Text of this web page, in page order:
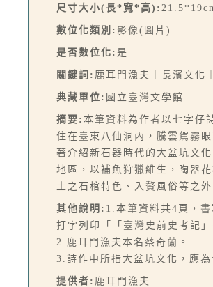
尺寸大小(長*寬*高):
數位化類別: 影像(圖片)
是否數位化: 是
關鍵詞: 鹿耳門漁夫｜長濱文化
典藏單位: 國立臺灣文學館
摘要: 本筆資料為作者以七字仔
住在臺東八仙洞內，騰雲駕霧
著介紹新石器時代的大盆坑文
地區，以補魚狩獵維生，陶器
土之石棺特色、入贅風俗等之
其他說明: 1.本筆資料共4頁，
打字列印「「臺灣史前史考記
2.鹿耳門漁夫本名蔡奇蘭。
3.詩作中所指大盆坑文化，應
提供者: 鹿耳門漁夫